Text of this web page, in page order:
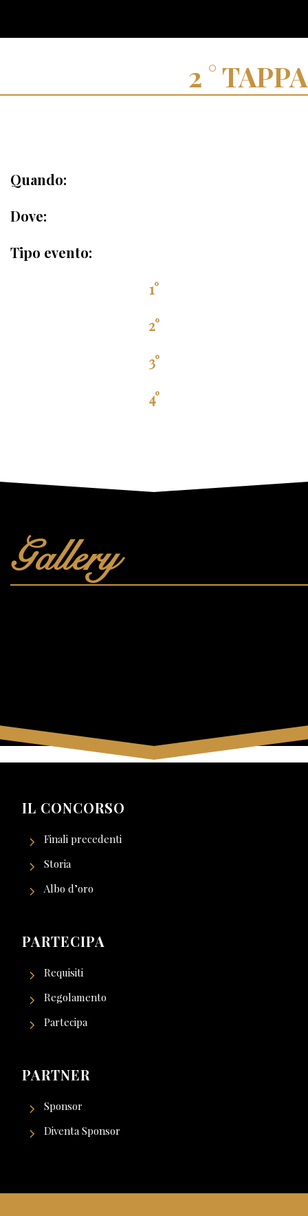
TAPPA
Quando:
Dove:
Tipo evento:
1°
2°
3°
4°
Gallery
IL CONCORSO
Finali precedenti
Storia
Albo d’oro
PARTECIPA
Requisiti
Regolamento
Partecipa
PARTNER
Sponsor
Diventa Sponsor